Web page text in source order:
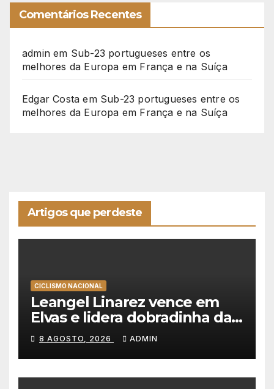
Comentários Recentes
admin em Sub-23 portugueses entre os
melhores da Europa em França e na Suíça
Edgar Costa em Sub-23 portugueses entre os
melhores da Europa em França e na Suíça
Artigos que perdeste
CICLISMO NACIONAL
Leangel Linarez vence em
Elvas e lidera dobradinha da
Tavfer-Ovos Matinados-
Mortágua
8 AGOSTO, 2026 ADMIN